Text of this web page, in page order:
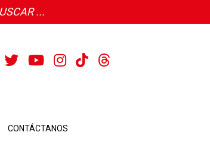
CONTÁCTANOS